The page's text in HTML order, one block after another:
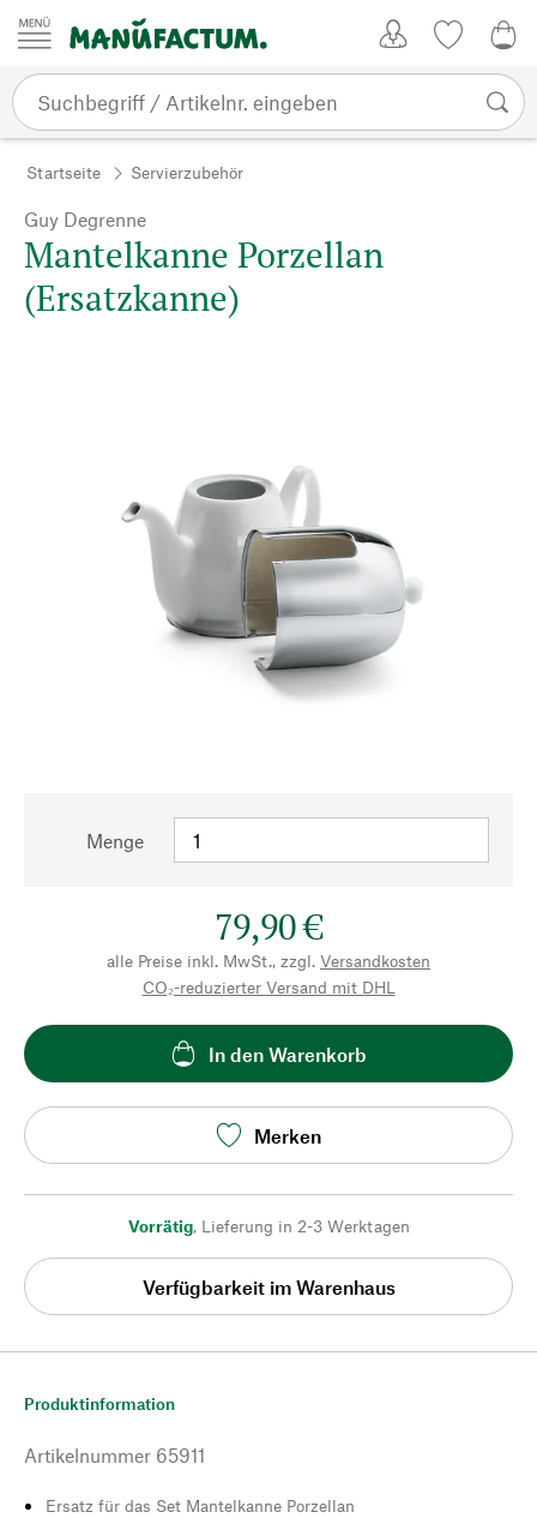
Zum Inhalt springen
Startseite Servierzubehör
Guy Degrenne
Mantelkanne Porzellan
(Ersatzkanne)
Menge
79,90 €
alle Preise inkl. MwSt., zzgl. Versandkosten
CO₂-reduzierter Versand mit DHL
In den Warenkorb
Merken
Vorrätig, Lieferung in 2-3 Werktagen
Verfügbarkeit im Warenhaus
Produktinformation
Artikelnummer 65911
Ersatz für das Set Mantelkanne Porzellan